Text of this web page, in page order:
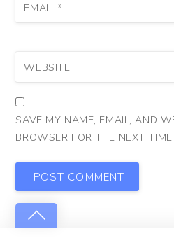
EMAIL *
WEBSITE
SAVE MY NAME, EMAIL, AND
BROWSER FOR THE NEXT